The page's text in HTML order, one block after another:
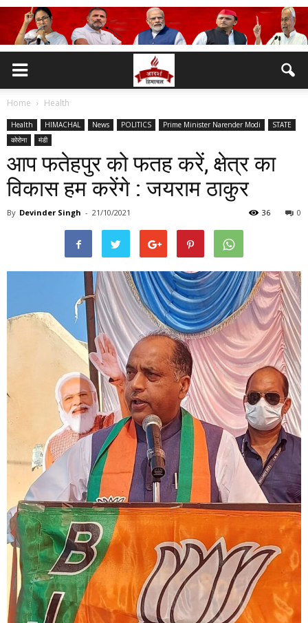
Home Health
Health HIMACHAL News POLITICS Prime Minister Narender Modi
STATE
कोरोना
मंडी
आप फतेहपुर को फतह करें, क्षेत्र का
विकास हम करेंगे : जयराम ठाकुर
By Devinder Singh - 21/10/2021 0
36